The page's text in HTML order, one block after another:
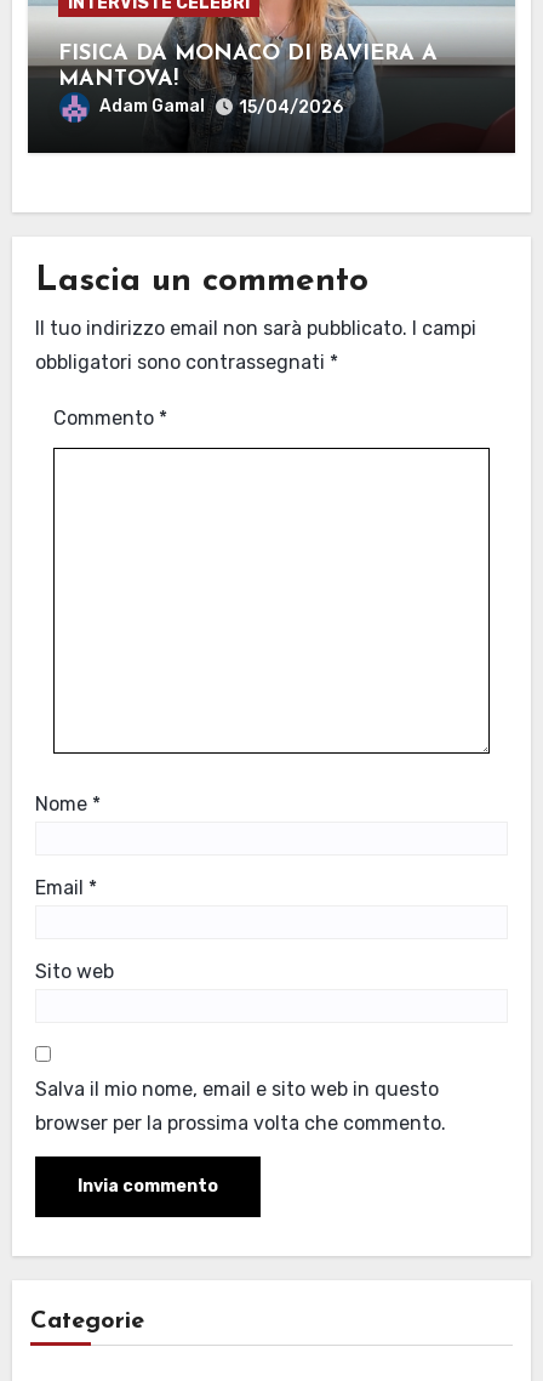
FISICA DA MONACO DI BAVIERA A
MANTOVA!
Adam Gamal 15/04/2026
Lascia un commento
Il tuo indirizzo email non sarà pubblicato. I campi
obbligatori sono contrassegnati *
Commento *
Nome *
Email *
Sito web
Salva il mio nome, email e sito web in questo
browser per la prossima volta che commento.
Categorie